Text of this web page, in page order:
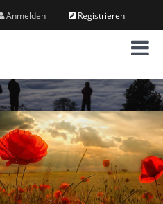
Anmelden Registrieren
M
e
n
ü